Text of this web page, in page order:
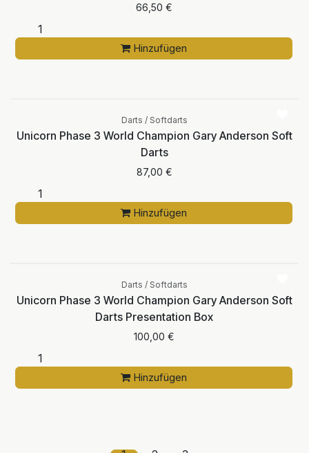
66,50 €
Hinzufügen
Darts / Softdarts
Unicorn Phase 3 World Champion Gary Anderson Soft
Darts
87,00 €
Hinzufügen
Darts / Softdarts
Unicorn Phase 3 World Champion Gary Anderson Soft
Darts Presentation Box
100,00 €
Hinzufügen